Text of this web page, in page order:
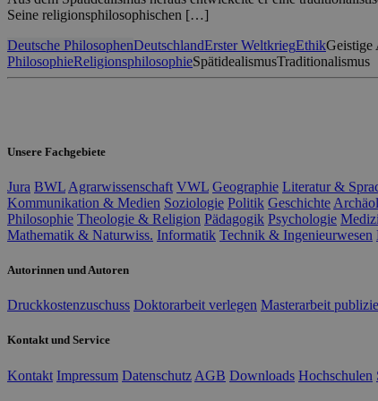
Seine religionsphilosophischen […]
Deutsche PhilosophenDeutschlandErster WeltkriegEthikGeistige
PhilosophieReligionsphilosophieSpätidealismusTraditionalismus
Unsere Fachgebiete
Jura BWL Agrarwissenschaft VWL Geographie Literatur &
Kommunikation & Medien Soziologie Politik Geschichte
Philosophie Theologie & Religion Pädagogik Psychologie
Mathematik & Naturwiss. Informatik Technik & Ingenieurwesen
Autorinnen und Autoren
Druckkostenzuschuss Doktorarbeit verlegen Masterarbeit
Kontakt und Service
Kontakt Impressum Datenschutz AGB Downloads Hochschulen